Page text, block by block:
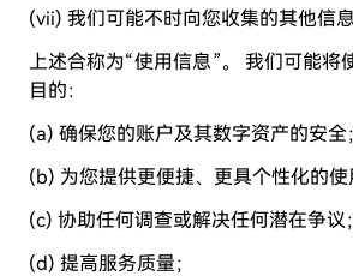
(vii) 我们可能不时向您收集的其他信息
上述合称为“使用信息”。 我们可能将
目的：
(a) 确保您的账户及其数字资产的安全
(b) 为您提供更便捷、更具个性化的使
(c) 协助任何调查或解决任何潜在争议；
(d) 提高服务质量；